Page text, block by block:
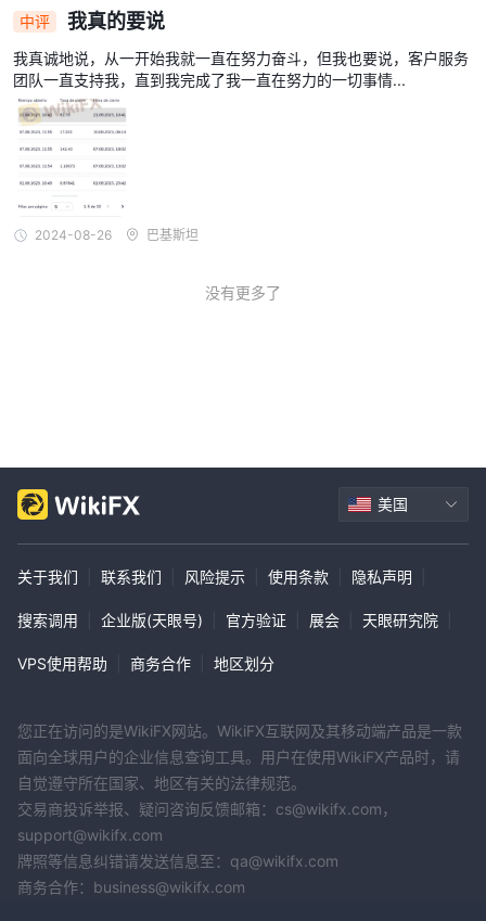
中评 我真的要说
我真诚地说，从一开始我就一直在努力奋斗，但我也要说，客户服务
团队一直支持我，直到我完成了我一直在努力的一切事情...
2024-08-26 巴基斯坦
没有更多了
美国
关于我们 联系我们 风险提示 使用条款 隐私声明
搜索调用 企业版(天眼号) 官方验证 展会 天眼研究院
VPS使用帮助 商务合作 地区划分
您正在访问的是WikiFX网站。WikiFX互联网及其移动端产品是一款
面向全球用户的企业信息查询工具。用户在使用WikiFX产品时，请
自觉遵守所在国家、地区有关的法律规范。
交易商投诉举报、疑问咨询反馈邮箱：cs@wikifx.com，
support@wikifx.com
牌照等信息纠错请发送信息至：qa@wikifx.com
商务合作：business@wikifx.com